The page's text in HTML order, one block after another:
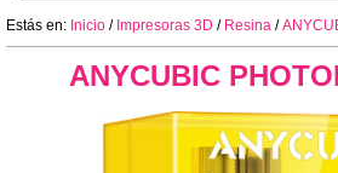
Estás en: Inicio / Impresoras 3D / Resina /
ANYCUBIC